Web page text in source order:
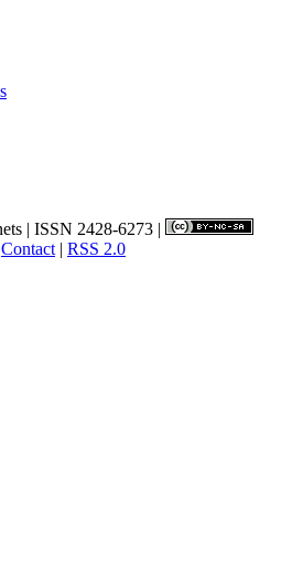
| ISSN 2428-6273 |
Contact | RSS 2.0